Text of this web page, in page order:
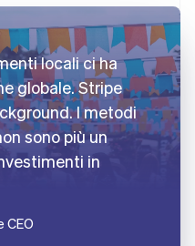
locali ci ha
globale. Stripe
I metodi
sono più un
in
CEO